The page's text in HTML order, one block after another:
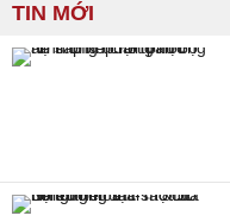
TIN MỚI